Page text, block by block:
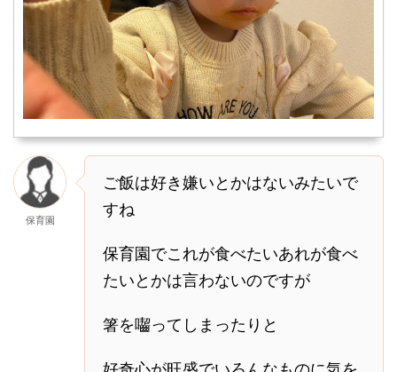
保育園
ご飯は好き嫌いとかはないみたいで
すね
保育園でこれが食べたいあれが食べ
たいとかは言わないのですが
箸を囓ってしまったりと